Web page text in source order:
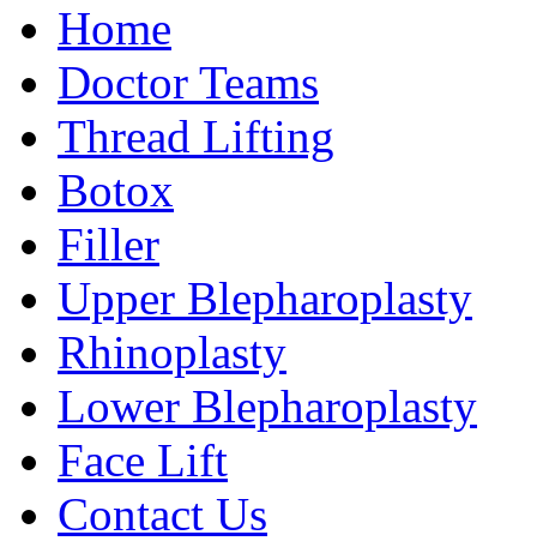
Home
Doctor Teams
Thread Lifting
Botox
Filler
Upper Blepharoplasty
Rhinoplasty
Lower Blepharoplasty
Face Lift
Contact Us